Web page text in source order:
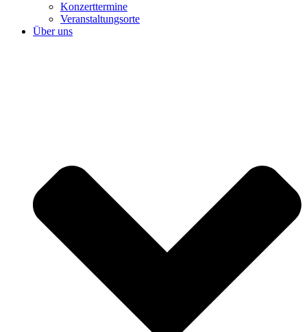
Konzerttermine
Veranstaltungsorte
Über uns